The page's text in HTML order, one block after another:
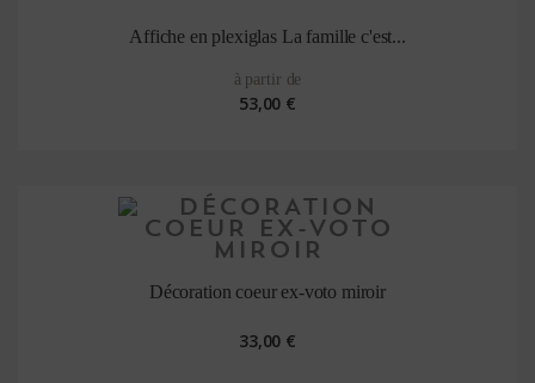
Affiche en plexiglas La famille c'est...
à partir de
53,00 €
Décoration coeur ex-voto miroir
33,00 €